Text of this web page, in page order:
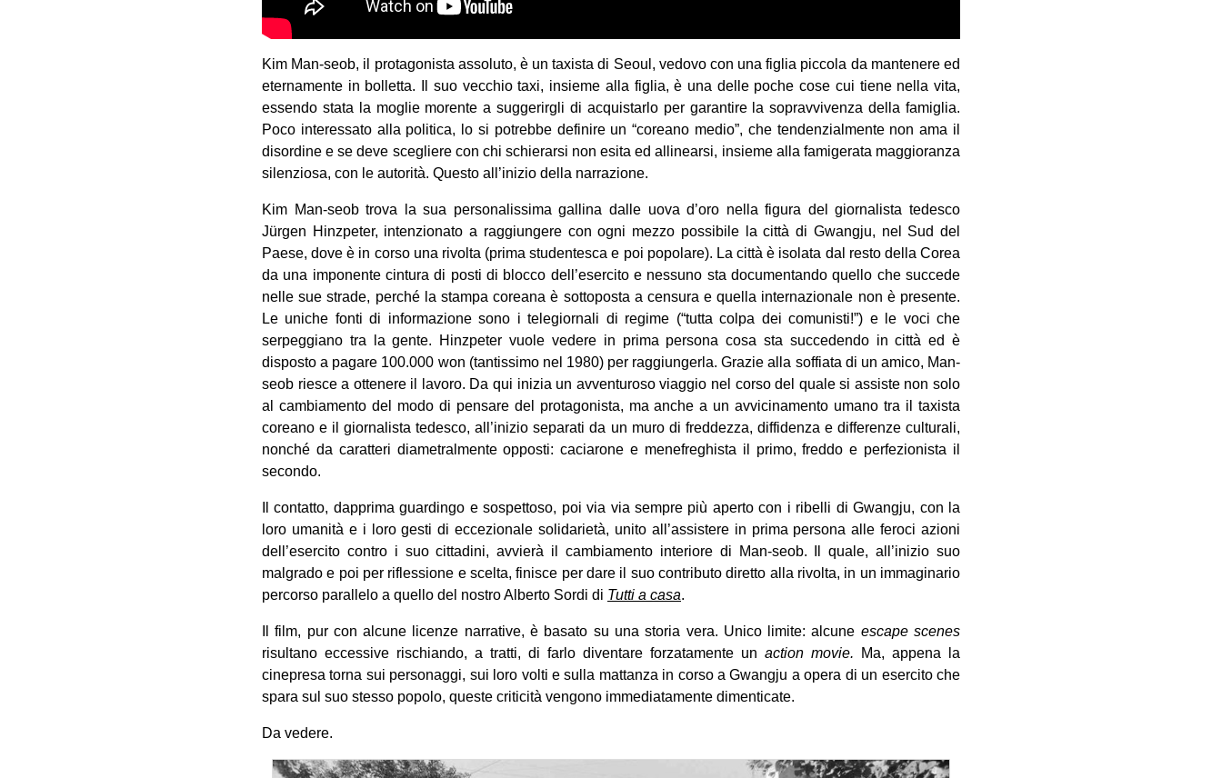
Kim Man-seob, il protagonista assoluto, è un taxista di Seoul, vedovo con una figlia piccola da mantenere ed
eternamente in bolletta. Il suo vecchio taxi, insieme alla figlia, è una delle poche cose cui tiene nella vita,
essendo stata la moglie morente a suggerirgli di acquistarlo per garantire la sopravvivenza della famiglia.
Poco interessato alla politica, lo si potrebbe definire un “coreano medio”, che tendenzialmente non ama il
disordine e se deve scegliere con chi schierarsi non esita ed allinearsi, insieme alla famigerata maggioranza
silenziosa, con le autorità. Questo all’inizio della narrazione.
Kim Man-seob trova la sua personalissima gallina dalle uova d’oro nella figura del giornalista tedesco
Jürgen Hinzpeter, intenzionato a raggiungere con ogni mezzo possibile la città di Gwangju, nel Sud del
Paese, dove è in corso una rivolta (prima studentesca e poi popolare). La città è isolata dal resto della Corea
da una imponente cintura di posti di blocco dell’esercito e nessuno sta documentando quello che succede
nelle sue strade, perché la stampa coreana è sottoposta a censura e quella internazionale non è presente.
Le uniche fonti di informazione sono i telegiornali di regime (“tutta colpa dei comunisti!”) e le voci che
serpeggiano tra la gente. Hinzpeter vuole vedere in prima persona cosa sta succedendo in città ed è
disposto a pagare 100.000 won (tantissimo nel 1980) per raggiungerla. Grazie alla soffiata di un amico, Man-
seob riesce a ottenere il lavoro. Da qui inizia un avventuroso viaggio nel corso del quale si assiste non solo
al cambiamento del modo di pensare del protagonista, ma anche a un avvicinamento umano tra il taxista
coreano e il giornalista tedesco, all’inizio separati da un muro di freddezza, diffidenza e differenze culturali,
nonché da caratteri diametralmente opposti: caciarone e menefreghista il primo, freddo e perfezionista il
secondo.
Il contatto, dapprima guardingo e sospettoso, poi via via sempre più aperto con i ribelli di Gwangju, con la
loro umanità e i loro gesti di eccezionale solidarietà, unito all’assistere in prima persona alle feroci azioni
dell’esercito contro i suo cittadini, avvierà il cambiamento interiore di Man-seob. Il quale, all’inizio suo
malgrado e poi per riflessione e scelta, finisce per dare il suo contributo diretto alla rivolta, in un immaginario
percorso parallelo a quello del nostro Alberto Sordi di Tutti a casa.
Il film, pur con alcune licenze narrative, è basato su una storia vera. Unico limite: alcune escape scenes
risultano eccessive rischiando, a tratti, di farlo diventare forzatamente un action movie. Ma, appena la
cinepresa torna sui personaggi, sui loro volti e sulla mattanza in corso a Gwangju a opera di un esercito che
spara sul suo stesso popolo, queste criticità vengono immediatamente dimenticate.
Da vedere.